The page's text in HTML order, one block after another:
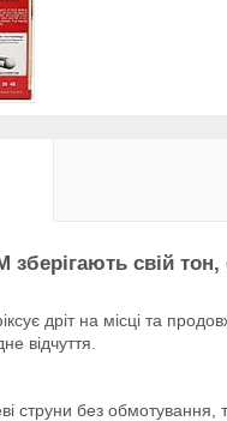
зберігають свій
дріт на місці та
відчуття.
струни без